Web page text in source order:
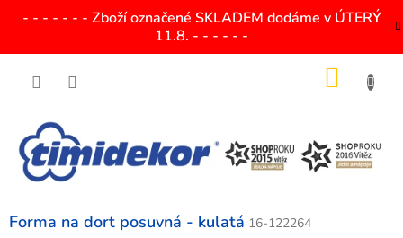
- - - - - - - Zboží označené SKLADEM dodáme v ÚTERÝ
11.8. - - - - - -
Forma na dort posuvná - kulatá 16-122264